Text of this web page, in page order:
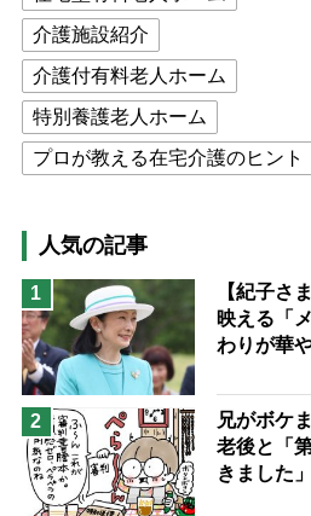
介護施設紹介
介護付有料老人ホーム
特別養護老人ホーム
プロが教える在宅介護のヒント
高木ブー
ケアマネジャー
猫が母になつきません
息子の遠距離介護サバイバル術
兄がボケました
予防法
人気の記事
1
【紀子さ
映える「
わりが華
2
兄がボケ
老後と「
きました」